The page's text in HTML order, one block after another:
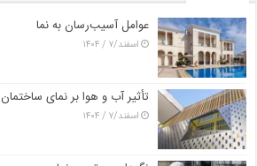
عوامل آسیب‌رسان به نما
اسفند/۷ / ۱۴۰۴
تأثیر آب و هوا بر نمای ساختمان
اسفند/۷ / ۱۴۰۴